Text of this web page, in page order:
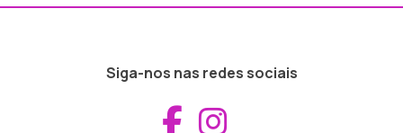
Siga-nos nas redes sociais
Aceder ao